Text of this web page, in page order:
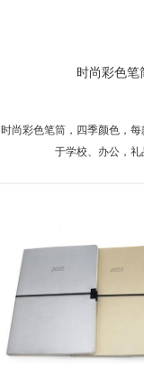
时尚彩色笔
时尚彩色笔筒，四季颜色，
于学校、办公，礼